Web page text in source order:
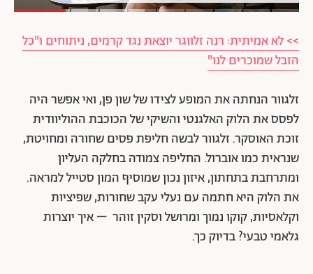
>> לא אמיתית: רנה זלווגר יוצאת נגד קרמים, ניתוחים ו"כל
הזבל שמוכרים לנו"
זלגוור הנחתה את המופע לצידו של שון פן, ואי אפשר היה
לפסס את הלוק האלגנטי והשיקי של הכוכבת ההוליוודית
זוכת האוסקר. זלגוור לבשה חליפת פסים שחורה ומחויטת,
שנראית כמו אוברול. החליפה צמודה בחלקה העליון
ומתרחבת בתחתון, איזון נכון שמוסיף המון סטייל למראה.
את הלוק היא חתמה עם נעלי עקב שחורות, שפיציות
וקלאסיות, קוקו נמוך ומרושל וסקין זוהר – איך יוצרות
גלאמי טבעי? בדיוק כך.